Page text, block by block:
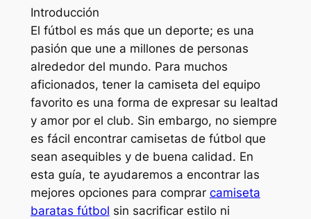
Introducción
El fútbol es más que un deporte; es una
pasión que une a millones de personas
alrededor del mundo. Para muchos
aficionados, tener la camiseta del equipo
favorito es una forma de expresar su lealtad
y amor por el club. Sin embargo, no siempre
es fácil encontrar camisetas de fútbol que
sean asequibles y de buena calidad. En
esta guía, te ayudaremos a encontrar las
mejores opciones para comprar camiseta
baratas fútbol sin sacrificar estilo ni